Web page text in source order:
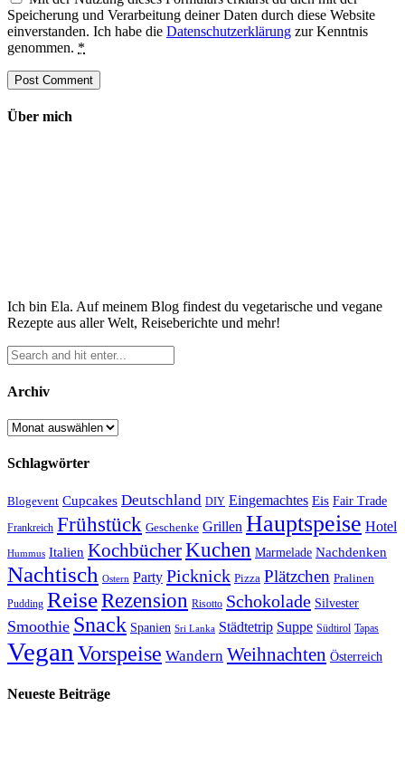
Speicherung und Verarbeitung deiner Daten durch diese Website
einverstanden. Ich habe die Datenschutzerklärung zur Kenntnis
genommen. *
Über mich
Ich bin Ela. Auf meinem Blog findest du vegetarische und vegane
Rezepte aus aller Welt, Reiseberichte und mehr!
Archiv
Archiv
Schlagwörter
Blogevent Cupcakes Deutschland DIY Eingemachtes Eis Fair Trade
Frankreich Frühstück Geschenke Grillen Hauptspeise Hotel
Hummus Italien KochbücherKuchen Marmelade Nachdenken
Nachtisch Ostern Party Picknick Pizza Plätzchen Pralinen
Pudding ReiseRezension Risotto Schokolade Silvester
Smoothie Snack Spanien Sri Lanka Städtetrip Suppe Südtirol Tapas
Vegan Vorspeise Wandern Weihnachten Österreich
Neueste Beiträge